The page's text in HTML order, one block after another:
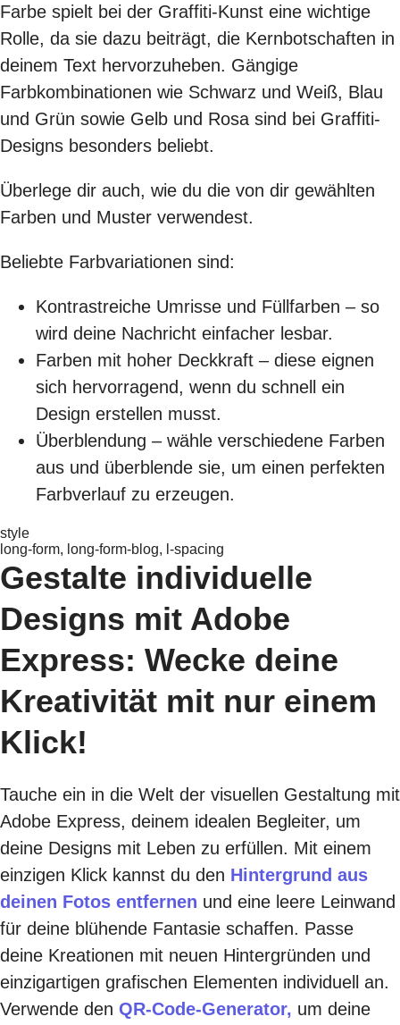
Farbe spielt bei der Graffiti-Kunst eine wichtige
Rolle, da sie dazu beiträgt, die Kernbotschaften in
deinem Text hervorzuheben. Gängige
Farbkombinationen wie Schwarz und Weiß, Blau
und Grün sowie Gelb und Rosa sind bei Graffiti-
Designs besonders beliebt.
Überlege dir auch, wie du die von dir gewählten
Farben und Muster verwendest.
Beliebte Farbvariationen sind:
Kontrastreiche Umrisse und Füllfarben – so
wird deine Nachricht einfacher lesbar.
Farben mit hoher Deckkraft – diese eignen
sich hervorragend, wenn du schnell ein
Design erstellen musst.
Überblendung – wähle verschiedene Farben
aus und überblende sie, um einen perfekten
Farbverlauf zu erzeugen.
style
long-form, long-form-blog, l-spacing
Gestalte individuelle
Designs mit Adobe
Express: Wecke deine
Kreativität mit nur einem
Klick!
Tauche ein in die Welt der visuellen Gestaltung mit
Adobe Express, deinem idealen Begleiter, um
deine Designs mit Leben zu erfüllen. Mit einem
einzigen Klick kannst du den Hintergrund aus
deinen Fotos entfernen und eine leere Leinwand
für deine blühende Fantasie schaffen. Passe
deine Kreationen mit neuen Hintergründen und
einzigartigen grafischen Elementen individuell an.
Verwende den QR-Code-Generator, um deine